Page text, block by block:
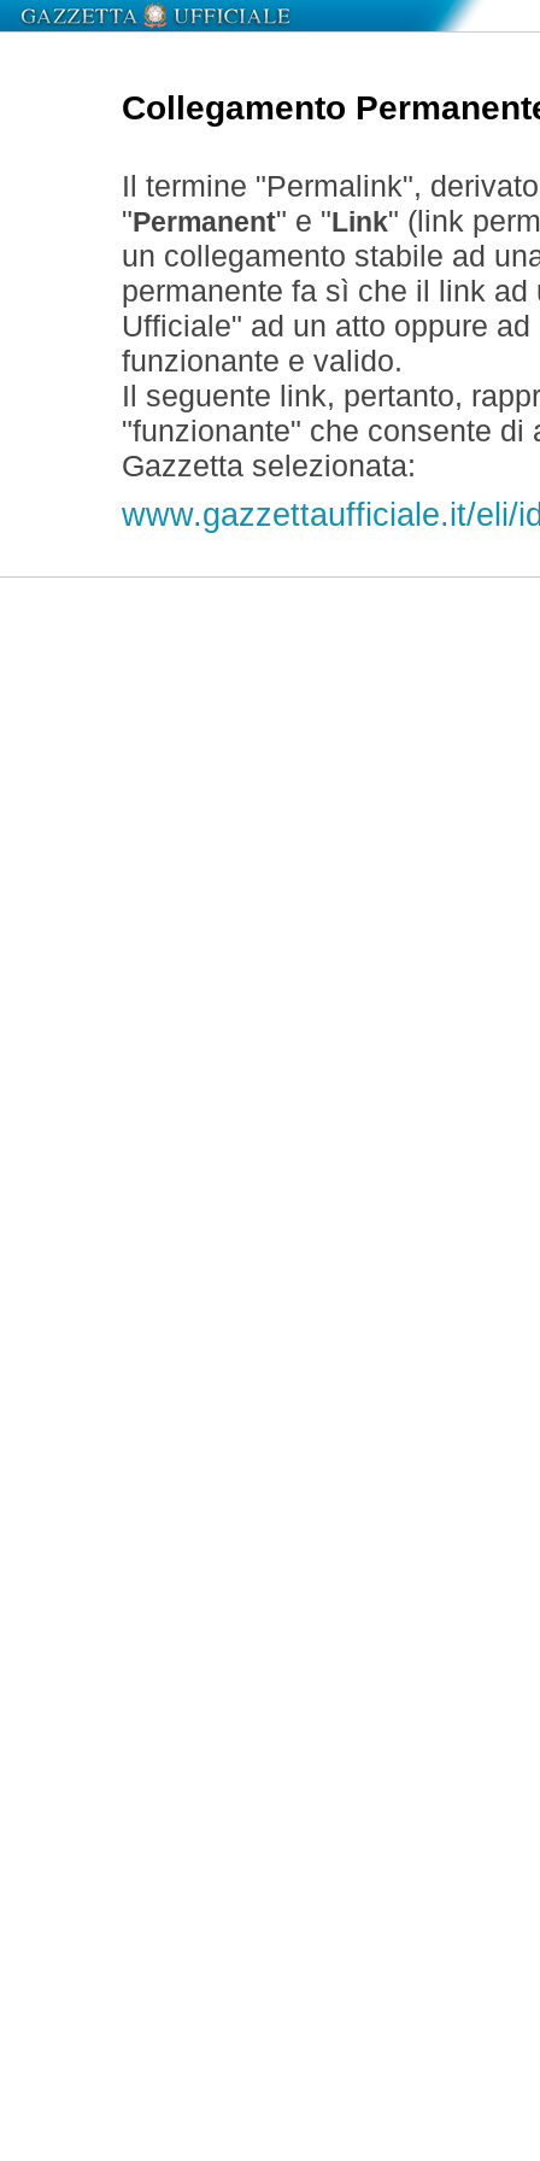
Collegamento
Il termine "Permalink",
" Permanent" e " Link" (link
un collegamento stabile ad
permanente fa sì che il link
Ufficiale" ad un atto oppure
funzionante e valido.
Il seguente link, pertanto,
"funzionante" che consente
Gazzetta selezionata:
www.gazzettaufficiale.it/eli/